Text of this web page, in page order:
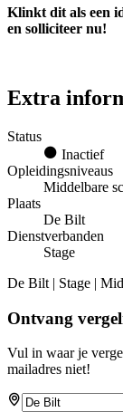
Klinkt dit als een
en solliciteer nu!
Extra
Status
Inactief
Opleidingsniveaus
Middelbare
Plaats
De Bilt
Dienstverbanden
Stage
De Bilt | Stage |
Ontvang
Vul in waar je
mailadres niet!